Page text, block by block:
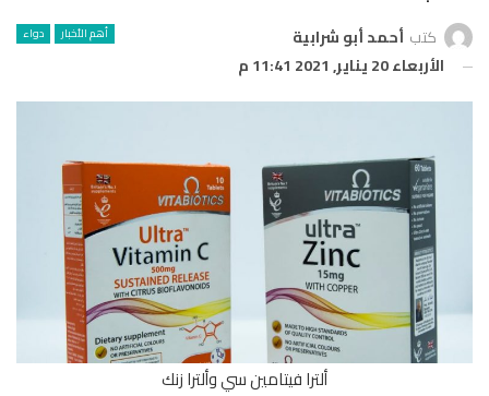
أهم الأخبار دواء كتب أحمد أبو شرابية
الأربعاء 20 يناير, 2021 11:41 م
ألترا فيتامين سي وألترا زنك